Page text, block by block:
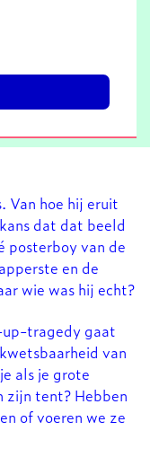
Van hoe hij eruit
dat dat beeld
posterboy van de
en de
wie was hij echt?
up-tragedy gaat
van
als je grote
zijn tent? Hebben
of voeren we ze
Inzoomen